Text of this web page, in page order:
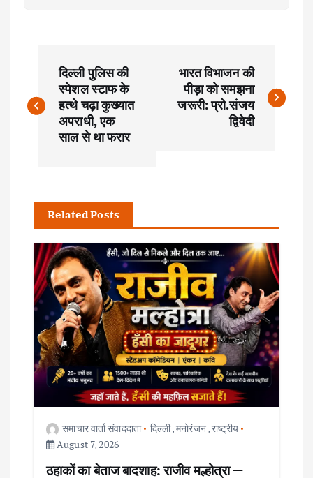
o
n
a
v
g
a
t
दिल्ली पुलिस की
स्पेशल स्टाफ के
हत्थे चढ़ा कुख्यात
अपराधी, एक
साल से था फरार
भारत विभाजन की
पीड़ा को समझना
जरूरी: प्रो.संजय
द्विवेदी
Related Posts
समाचार वार्ता संवाददाता दिल्ली,मनोरंजन,राष्ट्रीय
August 7, 2026
ठहाकों का बेताज बादशाह: राजीव मल्होत्रा —